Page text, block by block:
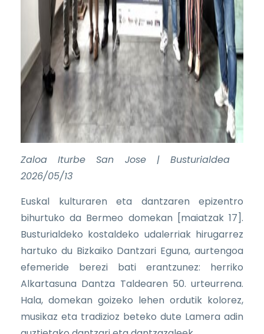
Zaloa Iturbe San Jose | Busturialdea
2026/05/13
Euskal kulturaren eta dantzaren epizentro
bihurtuko da Bermeo domekan [maiatzak 17].
Busturialdeko kostaldeko udalerriak hirugarrez
hartuko du Bizkaiko Dantzari Eguna, aurtengoa
efemeride berezi bati erantzunez: herriko
Alkartasuna Dantza Taldearen 50. urteurrena.
Hala, domekan goizeko lehen ordutik kolorez,
musikaz eta tradizioz beteko dute Lamera adin